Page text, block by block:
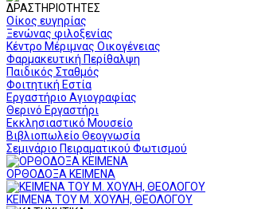
ΔΡΑΣΤΗΡΙΟΤΗΤΕΣ
Οίκος ευγηρίας
Ξενώνας φιλοξενίας
Κέντρο Μέριμνας Οικογένειας
Φαρμακευτική Περίθαλψη
Παιδικός Σταθμός
Φοιτητική Εστία
Εργαστήριο Αγιογραφίας
Θερινό Εργαστήρι
Εκκλησιαστικό Μουσείο
Βιβλιοπωλείο Θεογνωσία
Σεμινάριο Πειραματικού Φωτισμού
ΟΡΘΟΔΟΞΑ ΚΕΙΜΕΝΑ
ΚΕΙΜΕΝΑ ΤΟΥ Μ. ΧΟΥΛΗ, ΘΕΟΛΟΓΟΥ